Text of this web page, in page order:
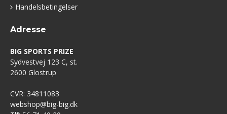
Handelsbetingelser
Adresse
BIG SPORTS PRIZE
Sydvestvej 123 C, st.
2600 Glostrup
CVR: 34811083
webshop@big-big.dk